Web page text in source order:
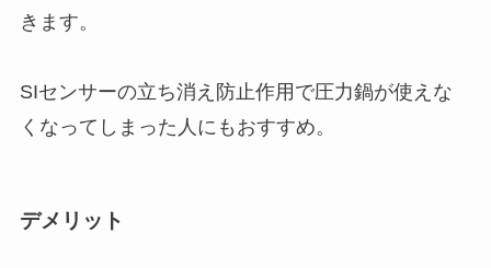
きます。
SIセンサーの立ち消え防止作用で圧力鍋が使えな
くなってしまった人にもおすすめ。
デメリット